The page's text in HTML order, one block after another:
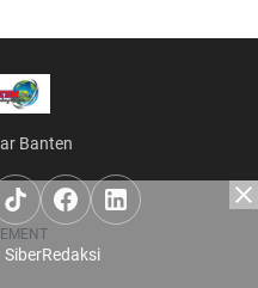
Banten
SiberRedaksi